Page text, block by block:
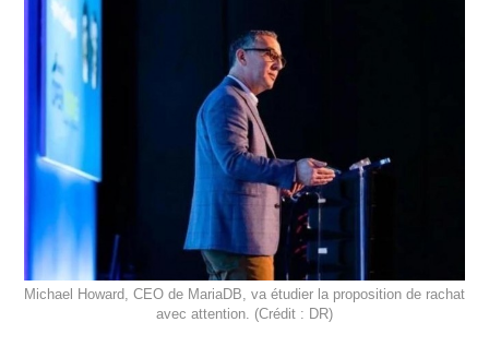
Michael Howard, CEO de MariaDB, va étudier la proposition de rachat
avec attention. (Crédit : DR)